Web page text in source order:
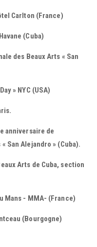
Carlton (France)
(Cuba)
des Beaux Arts « San
» NYC (USA)
anniversaire de
San Alejandro » (Cuba).
Arts de Cuba, section
Mans - MMA- (France)
(Bourgogne)